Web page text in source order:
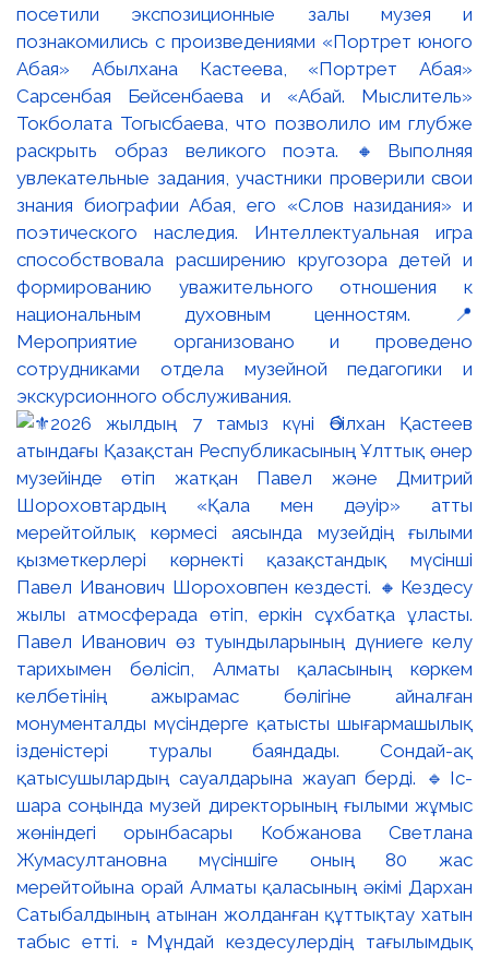
посетили экспозиционные залы музея и
познакомились с произведениями «Портрет юного
Абая» Абылхана Кастеева, «Портрет Абая»
Сарсенбая Бейсенбаева и «Абай. Мыслитель»
Токболата Тогысбаева, что позволило им глубже
раскрыть образ великого поэта. 🔸Выполняя
увлекательные задания, участники проверили свои
знания биографии Абая, его «Слов назидания» и
поэтического наследия. Интеллектуальная игра
способствовала расширению кругозора детей и
формированию уважительного отношения к
национальным духовным ценностям. 📍
Мероприятие организовано и проведено
сотрудниками отдела музейной педагогики и
экскурсионного обслуживания.